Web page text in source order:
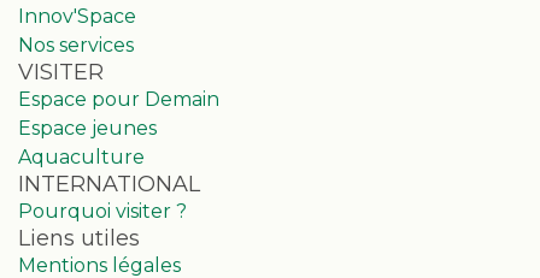
Innov'Space
Nos services
VISITER
Espace pour Demain
Espace jeunes
Aquaculture
INTERNATIONAL
Pourquoi visiter ?
Liens utiles
Mentions légales